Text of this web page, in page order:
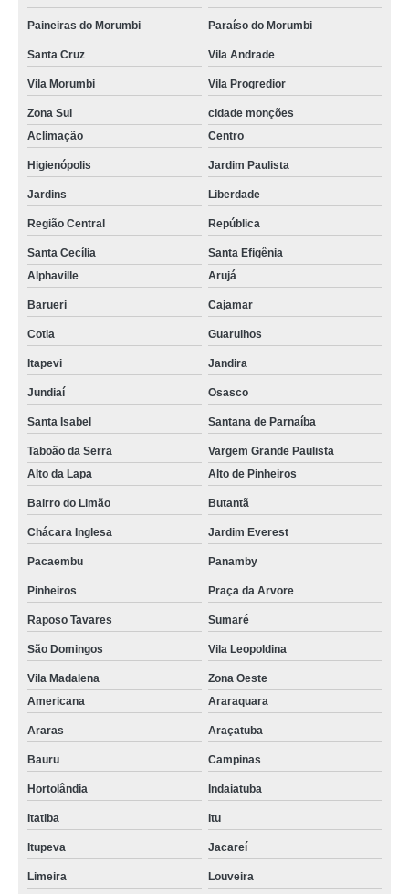
Paineiras do Morumbi Paraíso do Morumbi
Santa Cruz Vila Andrade
Vila Morumbi Vila Progredior
Zona Sul
cidade monções
Aclimação
Centro
Higienópolis Jardim Paulista
Jardins Liberdade
Região Central República
Santa Cecília
Santa Efigênia
Alphaville
Arujá
Barueri Cajamar
Cotia Guarulhos
Itapevi Jandira
Jundiaí Osasco
Santa Isabel Santana de Parnaíba
Taboão da Serra
Vargem Grande Paulista
Alto da Lapa
Alto de Pinheiros
Bairro do Limão Butantã
Chácara Inglesa Jardim Everest
Pacaembu Panamby
Pinheiros Praça da Arvore
Raposo Tavares Sumaré
São Domingos Vila Leopoldina
Vila Madalena
Zona Oeste
Americana
Araraquara
Araras Araçatuba
Bauru Campinas
Hortolândia Indaiatuba
Itatiba Itu
Itupeva Jacareí
Limeira Louveira